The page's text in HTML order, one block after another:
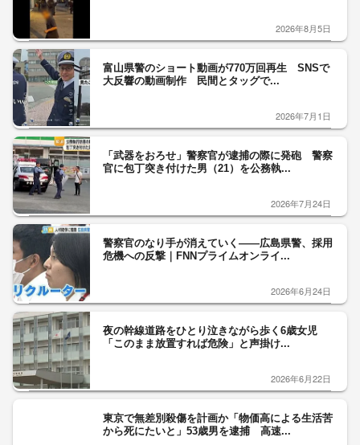
2026年8月5日
富山県警のショート動画が770万回再生 SNSで
大反響の動画制作 民間とタッグで...
2026年7月1日
「武器をおろせ」警察官が逮捕の際に発砲 警察
官に包丁突き付けた男（21）を公務執...
2026年7月24日
警察官のなり手が消えていく――広島県警、採用
危機への反撃｜FNNプライムオンライ...
2026年6月24日
夜の幹線道路をひとり泣きながら歩く6歳女児
「このまま放置すれば危険」と声掛け...
2026年6月22日
東京で無差別殺傷を計画か「物価高による生活苦
から死にたいと」53歳男を逮捕 高速...